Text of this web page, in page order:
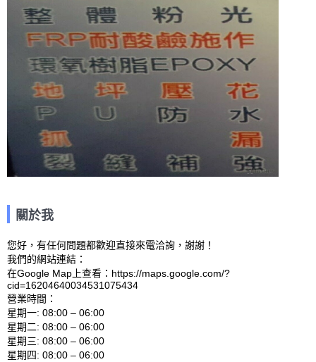
關於我
您好，有任何問題都歡迎直接來電洽詢，謝謝！
我們的網站連結：
在Google Map上查看：https://maps.google.com/?
cid=16204640034531075434
營業時間：
星期一: 08:00 – 06:00
星期二: 08:00 – 06:00
星期三: 08:00 – 06:00
星期四: 08:00 – 06:00